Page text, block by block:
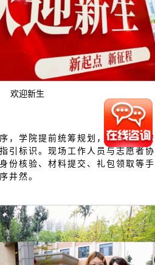
欢迎新生
，学院提前统筹规划，优化流程安
引标识。现场工作人员与志愿者协
份核验、材料提交、礼包领取等手
井然。